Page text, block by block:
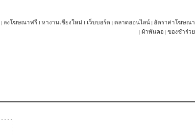
| ลงโฆษณาฟรี l หางานเชียงใหม่ l เว็บบอร์ด | ตลาดออนไลน์ | อัตราค่าโฆษณา
| ผ้าพันคอ | ของชำร่วย